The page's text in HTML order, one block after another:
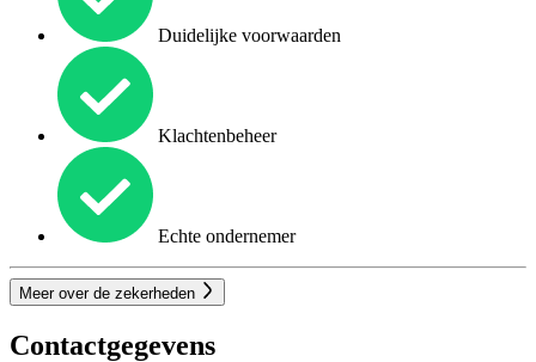
Duidelijke voorwaarden
Klachtenbeheer
Echte ondernemer
Meer over de zekerheden
Contactgegevens